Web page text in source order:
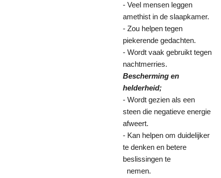
- Veel mensen leggen
amethist in de slaapkamer.
- Zou helpen tegen
piekerende gedachten.
- Wordt vaak gebruikt tegen
nachtmerries.
Bescherming en
helderheid;
- Wordt gezien als een
steen die negatieve energie
afweert.
- Kan helpen om duidelijker
te denken en betere
beslissingen te
nemen.